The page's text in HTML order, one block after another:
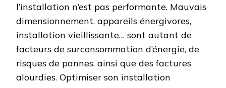
l’installation n’est pas performante. Mauvais
dimensionnement, appareils énergivores,
installation vieillissante… sont autant de
facteurs de surconsommation d’énergie, de
risques de pannes, ainsi que des factures
alourdies. Optimiser son installation